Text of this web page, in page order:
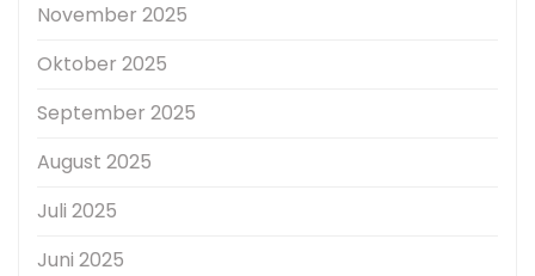
November 2025
Oktober 2025
September 2025
August 2025
Juli 2025
Juni 2025